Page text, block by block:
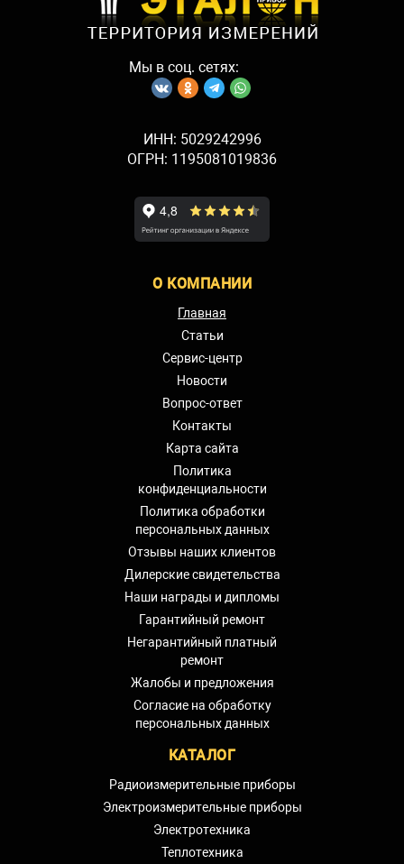
Мы в соц. сетях:
ИНН: 5029242996
ОГРН: 1195081019836
О КОМПАНИИ
Главная
Статьи
Сервис-центр
Новости
Вопрос-ответ
Контакты
Карта сайта
Политика
конфиденциальности
Политика обработки
персональных данных
Отзывы наших клиентов
Дилерские свидетельства
Наши награды и дипломы
Гарантийный ремонт
Негарантийный платный
ремонт
Жалобы и предложения
Согласие на обработку
персональных данных
КАТАЛОГ
Радиоизмерительные приборы
Электроизмерительные приборы
Электротехника
Теплотехника